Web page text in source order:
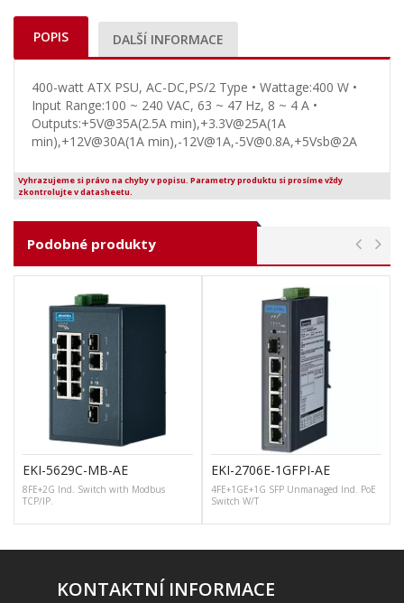
POPIS DALŠÍ INFORMACE
400-watt ATX PSU, AC-DC,PS/2 Type • Wattage:400 W •
Input Range:100 ~ 240 VAC, 63 ~ 47 Hz, 8 ~ 4 A •
Outputs:+5V@35A(2.5A min),+3.3V@25A(1A
min),+12V@30A(1A min),-12V@1A,-5V@0.8A,+5Vsb@2A
Vyhrazujeme si právo na chyby v popisu. Parametry produktu si prosíme vždy
zkontrolujte v datasheetu.
Podobné produkty
EKI-5629C-MB-AE
8FE+2G Ind. Switch with Modbus
TCP/IP.
EKI-2706E-1GFPI-AE
4FE+1GE+1G SFP Unmanaged Ind. PoE
Switch W/T
KONTAKTNÍ INFORMACE